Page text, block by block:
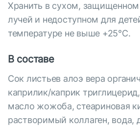
Хранить в сухом,
лучей и недоступном для
температуре не выше +25°С.
В составе
Сок листьев алоэ вера
каприлик/каприк
масло жожоба, стеариновая
растворимый коллаген, вода,